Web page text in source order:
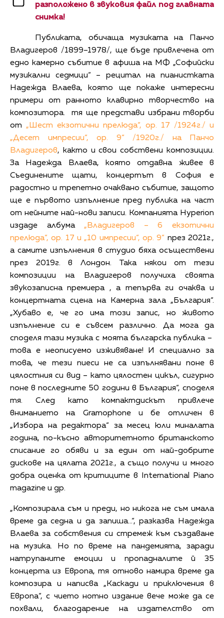
разположено в звуковия файл под главната
снимка!
Публиката, обичаща музиката на Панчо
Владигеров /1899–1978/, ще бъде привлечена от
едно камерно събитие в афиша на МФ „Софийски
музикални седмици“ – рецитал на пианистката
Надежда Влаева, която ще покаже интересни
примери от ранното клавирно творчество на
композитора. тя ще представи избрани творби
от „Шест екзотични прелюда“, ор. 17 /1924г./ и
„Десет импресии“, ор. 9“ /1920г./ на Панчо
Владигеров, както и свои собствени композиции.
За Надежда Влаева, която отдавна живее в
Съединените щати, концертът в София е
радостно и трепетно очаквано събитие, защото
ще е първото изпълнение пред публика на част
от нейните най-нови записи. Компанията Hyperion
издаде албума „Владигеров – 6 екзотични
прелюда“, ор. 17 и „10 импресии“, ор. 9“ през 2021г.,
а самите изпълнения в студио бяха осъществени
през 2019г. в Лондон. Така някои от тези
композиции на Владигеров получиха своята
звукозаписна премиера , а тепърва ги очаква и
концертната сцена на Камерна зала „България“.
„Хубаво е, че го има този запис, но живото
изпълнение си е съвсем различно. Да мога да
споделя тази музика с моята българска публика –
това е неописуемо изживяване! И специално за
това, че тези пиеси не са изпълнявани поне в
цялостния си вид – като цялостен цикъл, сигурно
поне в последните 50 години в България“, споделя
тя. След като компактдискът привлече
вниманието на Gramophone и бе отличен в
„Избора на редактора“ за месец юли миналата
година, по-късно авторитетното британското
списание го обяви и за един от най-добрите
дискове на цялата 2021г., а също получи и много
добра оценка от критиците в International Piano
magazine и др.
„Композирала съм и преди, но никога не съм имала
време да седна и да запиша…“, разказва Надежда
Влаева за собствения си стремеж към създаване
на музика. Но по време на пандемията, заради
натрупаните емоции и пропадналите й 35
концерта из Европа, тя отново намира време да
композира и написва „Каскади и приключения в
Европа“, с чието нотно издание вече може да се
похвали, благодарение на издателство от